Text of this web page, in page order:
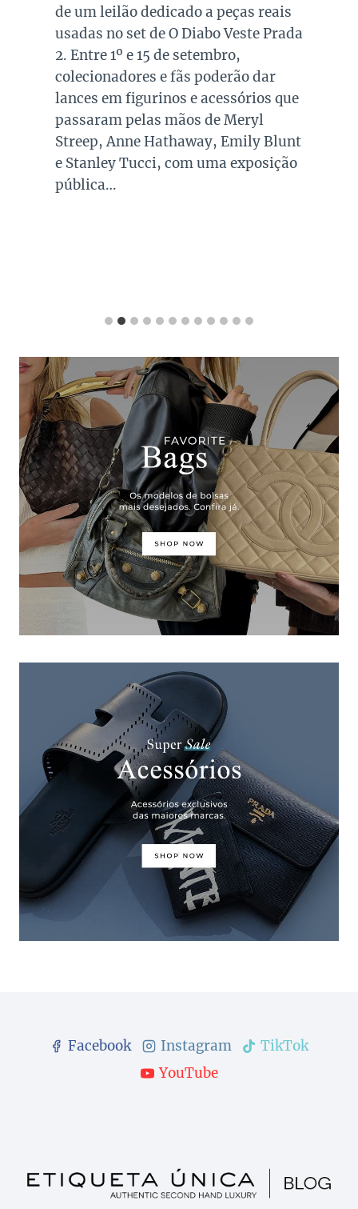
de um leilão dedicado a peças reais
usadas no set de O Diabo Veste Prada
2. Entre 1º e 15 de setembro,
colecionadores e fãs poderão dar
lances em figurinos e acessórios que
passaram pelas mãos de Meryl
Streep, Anne Hathaway, Emily Blunt
e Stanley Tucci, com uma exposição
pública…
Facebook Instagram
TikTok
YouTube